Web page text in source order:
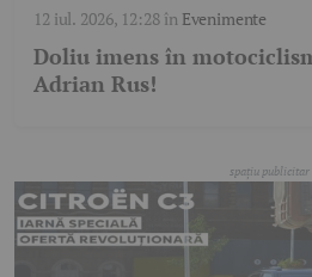
12 iul. 2026, 12:28în Evenimente
Doliu imens în
Adrian Rus!